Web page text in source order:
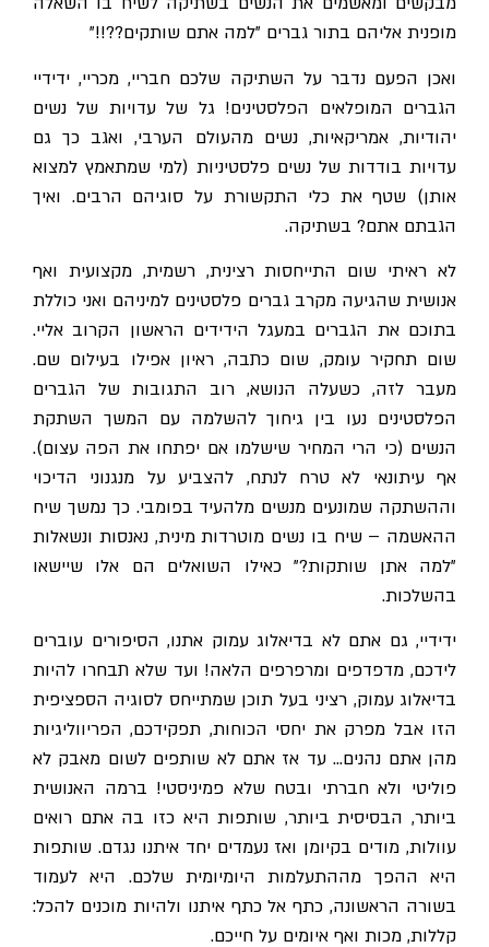
מופנית אליהם בתור גברים "למה אתם שותקים??!!"
ואכן הפעם נדבר על השתיקה שלכם חבריי, מכריי, ידידיי
הגברים המופלאים הפלסטינים! גל של עדויות של נשים
יהודיות, אמריקאיות, נשים מהעולם הערבי, ואגב כך גם
עדויות בודדות של נשים פלסטיניות (למי שמתאמץ למצוא
אותן) שטף את כלי התקשורת על סוגיהם הרבים. ואיך
הגבתם אתם? בשתיקה.
לא ראיתי שום התייחסות רצינית, רשמית, מקצועית ואף
אנושית שהגיעה מקרב גברים פלסטינים למיניהם ואני כוללת
בתוכם את הגברים במעגל הידידים הראשון הקרוב אליי.
שום תחקיר עומק, שום כתבה, ראיון אפילו בעילום שם.
מעבר לזה, כשעלה הנושא, רוב התגובות של הגברים
הפלסטינים נעו בין גיחוך להשלמה עם המשך השתקת
הנשים (כי הרי המחיר שישלמו אם יפתחו את הפה עצום).
אף עיתונאי לא טרח לנתח, להצביע על מנגנוני הדיכוי
וההשתקה שמונעים מנשים מלהעיד בפומבי. כך נמשך שיח
ההאשמה – שיח בו נשים מוטרדות מינית, נאנסות ונשאלות
"למה אתן שותקות?" כאילו השואלים הם אלו שיישאו
בהשלכות.
ידידיי, גם אתם לא בדיאלוג עמוק אתנו, הסיפורים עוברים
לידכם, מדפדפים ומרפרפים הלאה! ועד שלא תבחרו להיות
בדיאלוג עמוק, רציני בעל תוכן שמתייחס לסוגיה הספציפית
הזו אבל מפרק את יחסי הכוחות, תפקידכם, הפריווליגיות
מהן אתם נהנים… עד אז אתם לא שותפים לשום מאבק לא
פוליטי ולא חברתי ובטח שלא פמיניסטי! ברמה האנושית
ביותר, הבסיסית ביותר, שותפות היא כזו בה אתם רואים
עוולות, מודים בקיומן ואז נעמדים יחד איתנו נגדם. שותפות
היא ההפך מההתעלמות היומיומית שלכם. היא לעמוד
בשורה הראשונה, כתף אל כתף איתנו ולהיות מוכנים להכל:
קללות, מכות ואף איומים על חייכם.